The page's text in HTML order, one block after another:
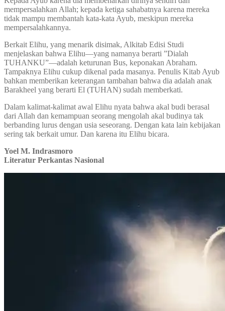
mempersalahkan Allah; kepada ketiga sahabatnya karena mereka
tidak mampu membantah kata-kata Ayub, meskipun mereka
mempersalahkannya.
Berkait Elihu, yang menarik disimak, Alkitab Edisi Studi
menjelaskan bahwa Elihu—yang namanya berarti ”Dialah
TUHANKU”—adalah keturunan Bus, keponakan Abraham.
Tampaknya Elihu cukup dikenal pada masanya. Penulis Kitab Ayub
bahkan memberikan keterangan tambahan bahwa dia adalah anak
Barakheel yang berarti El (TUHAN) sudah memberkati.
Dalam kalimat-kalimat awal Elihu nyata bahwa akal budi berasal
dari Allah dan kemampuan seorang mengolah akal budinya tak
berbanding lurus dengan usia seseorang. Dengan kata lain kebijakan
sering tak berkait umur. Dan karena itu Elihu bicara.
Yoel M. Indrasmoro
Literatur Perkantas Nasional